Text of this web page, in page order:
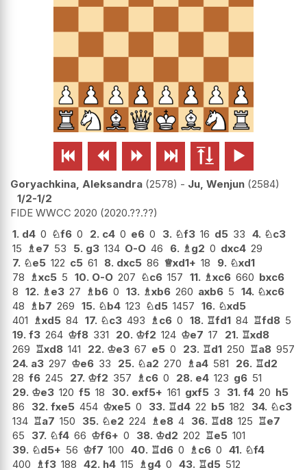
     
Goryachkina, Aleksandra 2578 - Ju, Wenjun 2584
1/2-1/2
FIDE WWCC 2020 2020.??.??
1. d4 0 ♘f6 0 2. c4 0 e6 0 3. ♘f3 16 d5 33 4. ♘c3
15
♗ e7 53 5. g3 134 O-O 46 6. ♗ g2 0 dxc4 29
7. ♘e5 122 c5 61 8. dxc5 86 ♕xd1+ 18 9. ♘xd1
78
♗xc5 5 10. O-O 207 ♘c6 157 11. ♗xc6 660 bxc6
8 12. ♗ e3 27 ♗ b6 0 13. ♗xb6 260 axb6 5 14. ♘xc6
48
♗ b7 269 15. ♘b4 123 ♘d5 1457 16. ♘xd5
401
♗xd5 84 17. ♘c3 493 ♗ c6 0 18. ♖fd1 84 ♖fd8 5
19. f3 264 ♔f8 331 20. ♔f2 124 ♔e7 17 21. ♖xd8
269 ♖xd8 141 22. ♔e3 67 e5 0 23. ♖d1 250 ♖a8 957
24. a3 297 ♔e6 33 25. ♘a2 270 ♗ a4 581 26. ♖d2
28 f6 245 27. ♔f2 357 ♗ c6 0 28. e4 123 g6 51
29. ♔e3 120 f5 18 30. exf5+ 161 gxf5 3 31. f4 20 h5
86
32. fxe5 454 ♔xe5 0 33. ♖d4 22 b5 182 34. ♘c3
134 ♖a7 150 35. ♘e2 224 ♗ e8 4 36. ♖d8 125 ♖e7
65
37. ♘f4 66 ♔f6+ 0 38. ♔d2 202 ♖e5 101
39. ♘d5+ 56 ♔f7 100 40. ♖d6 0 ♗ c6 0 41. ♘f4
400
♗f3 188 42. h4 115 ♗ g4 0 43. ♖d5 512